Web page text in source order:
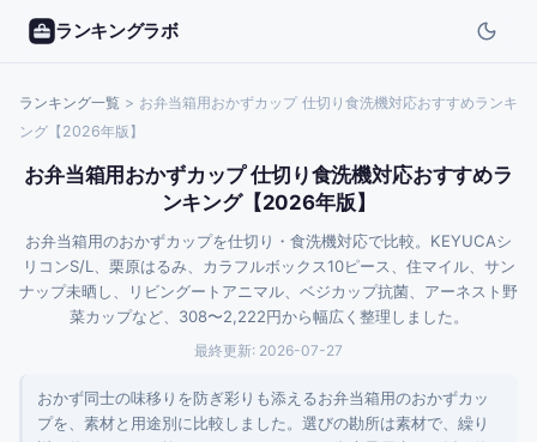
ランキングラボ
ランキング一覧 > お弁当箱用おかずカップ 仕切り食洗機対応おすすめランキ
ング【2026年版】
お弁当箱用おかずカップ 仕切り食洗機対応おすすめラ
ンキング【2026年版】
お弁当箱用のおかずカップを仕切り・食洗機対応で比較。KEYUCAシ
リコンS/L、栗原はるみ、カラフルボックス10ピース、住マイル、サン
ナップ未晒し、リビングートアニマル、ベジカップ抗菌、アーネスト野
菜カップなど、308〜2,222円から幅広く整理しました。
最終更新: 2026-07-27
おかず同士の味移りを防ぎ彩りも添えるお弁当箱用のおかずカッ
プを、素材と用途別に比較しました。選びの勘所は素材で、繰り